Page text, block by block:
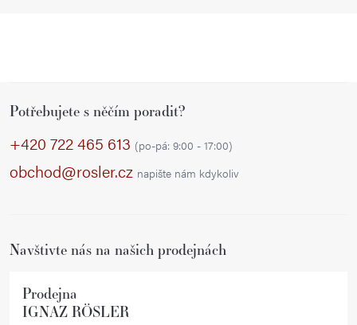
Potřebujete s něčím poradit?
+420 722 465 613 (po-pá: 9:00 - 17:00)
obchod@rosler.cz napište nám kdykoliv
Navštivte nás na našich prodejnách
Prodejna
IGNAZ RÖSLER